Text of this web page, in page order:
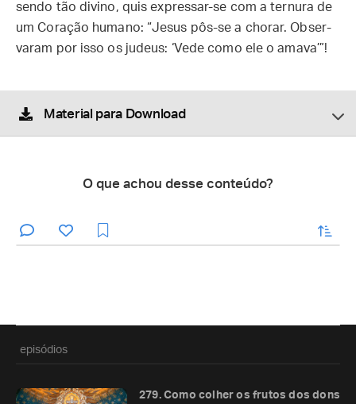
sendo tão divino, quis expressar-se com a ternura de
um Coração humano: “Jesus pôs-se a chorar. Obser­
varam por isso os judeus: ‘Vede como ele o amava’”!
Material para Download
O que achou desse conteúdo?
enviar
episódios
279. Como colher os frutos dos dons